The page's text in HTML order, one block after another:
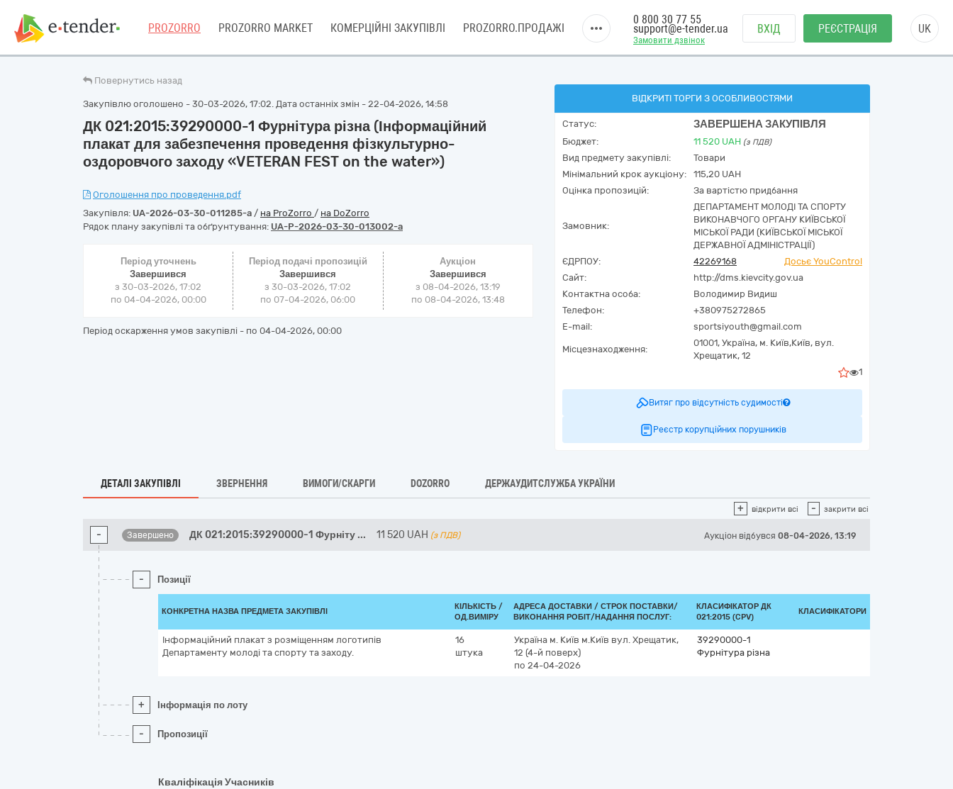
PROZORRO PROZORRO MARKET КОМЕРЦІЙНІ ЗАКУПІВЛІ PROZORRO.ПРОДАЖІ
Замовити дзвінок
0 800 30 77 55
support@e-tender.ua ВХІД РЕЄСТРАЦІЯ UK
Повернутись назад
Закупівлю оголошено - 30-03-2026, 17:02. Дата останніх змін - 22-04-2026, 14:58
ДК 021:2015:39290000-1 Фурнітура різна (Інформаційний
плакат для забезпечення проведення фізкультурно-
оздоровчого заходу «VETERAN FEST on the water»)
Оголошення про проведення.pdf
Закупівля: UA-2026-03-30-011285-a / на ProZorro / на DoZorro
Рядок плану закупівлі та обґрунтування: UA-P-2026-03-30-013002-a
Період уточнень
Завершився
з 30-03-2026, 17:02
по 04-04-2026, 00:00
Період подачі пропозицій
Завершився
з 30-03-2026, 17:02
по 07-04-2026, 06:00
Аукціон
Завершився
з 08-04-2026, 13:19
по 08-04-2026, 13:48
Період оскарження умов закупівлі - по 04-04-2026, 00:00
ВІДКРИТІ ТОРГИ З ОСОБЛИВОСТЯМИ
Статус: ЗАВЕРШЕНА ЗАКУПІВЛЯ
Бюджет: 11 520 UAH (з ПДВ)
Вид предмету закупівлі:
Товари
Мінімальний крок аукціону:
115,20 UAH
Оцінка пропозицій:
За вартістю придбання
Замовник:
ДЕПАРТАМЕНТ МОЛОДІ ТА СПОРТУ
ВИКОНАВЧОГО ОРГАНУ КИЇВСЬКОЇ
МІСЬКОЇ РАДИ (КИЇВСЬКОЇ МІСЬКОЇ
ДЕРЖАВНОЇ АДМІНІСТРАЦІЇ)
ЄДРПОУ:
42269168
Досьє YouControl
Сайт:
http://dms.kievcity.gov.ua
Контактна особа:
Володимир Видиш
Телефон:
+380975272865
E-mail:
sportsiyouth@gmail.com
Місцезнаходження:
01001, Україна, м. Київ,Київ, вул.
Хрещатик, 12
1
Витяг про відсутність судимості
Реєстр корупційних порушників
ДЕТАЛІ ЗАКУПІВЛІ ЗВЕРНЕННЯ ВИМОГИ/СКАРГИ DOZORRO ДЕРЖАУДИТСЛУЖБА УКРАЇНИ
+ відкрити всі - закрити всі
- Завершено ДК 021:2015:39290000-1 Фурніту ... 11 520 UAH (з ПДВ) Аукціон відбувся 08-04-2026, 13:19
- Позиції
КОНКРЕТНА НАЗВА ПРЕДМЕТА ЗАКУПІВЛІ
КІЛЬКІСТЬ /
ОД.ВИМІРУ
АДРЕСА ДОСТАВКИ / СТРОК ПОСТАВКИ/
ВИКОНАННЯ РОБІТ/НАДАННЯ ПОСЛУГ:
КЛАСИФІКАТОР ДК
021:2015 (CPV)
КЛАСИФІКАТОРИ
Інформаційний плакат з розміщенням логотипів
Департаменту молоді та спорту та заходу.
16
штука
Україна м. Київ м.Київ вул. Хрещатик,
12 (4-й поверх)
по 24-04-2026
39290000-1
Фурнітура різна
+ Інформація по лоту
- Пропозиції
Кваліфікація Учасників